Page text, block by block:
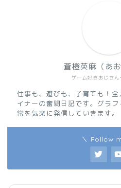
ゲーム好きおじさん
蒼橙英麻（あお
仕事も、遊びも、子育ても！
イナーの奮闘日記です。グラ
常を気楽に発信していきます。
＼ Follow